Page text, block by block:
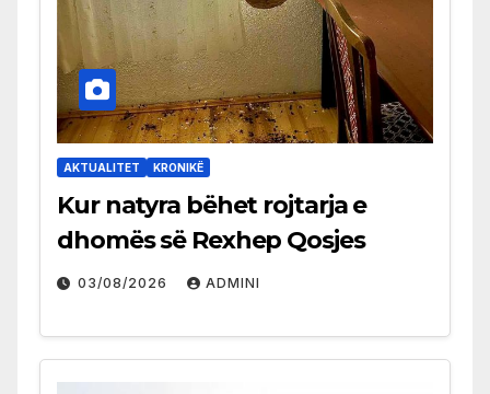
AKTUALITET KRONIKË
Kur natyra bëhet rojtarja e
dhomës së Rexhep Qosjes
03/08/2026 ADMINI